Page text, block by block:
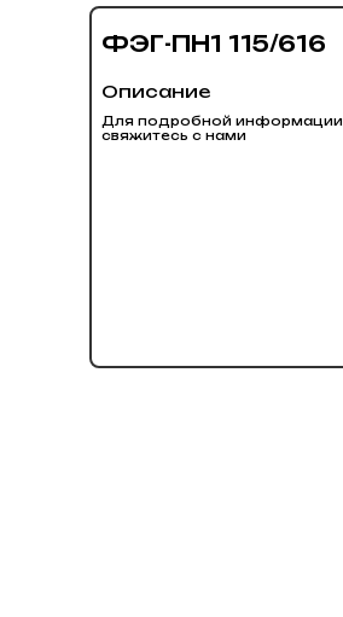
ФЭГ-ПН1 115/616
Описание
Для подробной информации
свяжитесь с нами